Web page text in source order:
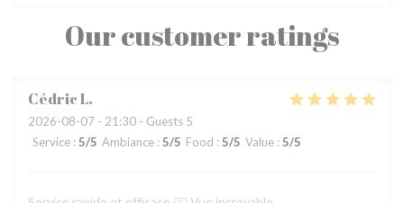
Our customer ratings
CédricL
2026-08-07 - 21:30 - Guests 5
Service : 5/5 Ambiance : 5/5 Food : 5/5 Value : 5/5